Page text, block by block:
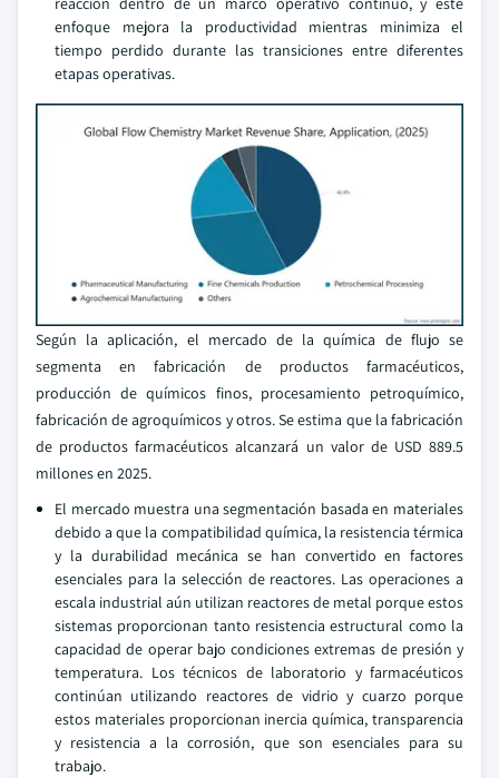
enfoque mejora la productividad mientras minimiza el
tiempo perdido durante las transiciones entre diferentes
etapas operativas.
Según la aplicación, el mercado de la química de flujo se
segmenta en fabricación de productos farmacéuticos,
producción de químicos finos, procesamiento petroquímico,
fabricación de agroquímicos y otros. Se estima que la fabricación
de productos farmacéuticos alcanzará un valor de USD 889.5
millones en 2025.
El mercado muestra una segmentación basada en materiales
debido a que la compatibilidad química, la resistencia térmica
y la durabilidad mecánica se han convertido en factores
esenciales para la selección de reactores. Las operaciones a
escala industrial aún utilizan reactores de metal porque estos
sistemas proporcionan tanto resistencia estructural como la
capacidad de operar bajo condiciones extremas de presión y
temperatura. Los técnicos de laboratorio y farmacéuticos
continúan utilizando reactores de vidrio y cuarzo porque
estos materiales proporcionan inercia química, transparencia
y resistencia a la corrosión, que son esenciales para su
trabajo.